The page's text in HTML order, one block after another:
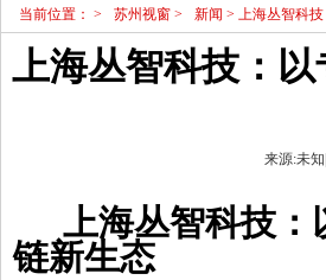
当前位置： > 苏州视窗 > 新闻 > 上海丛智科
上海丛智科技：
来源:未
上海丛智科技：
链新生态